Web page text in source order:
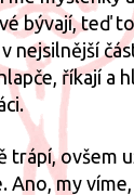
bývají, teď
nejsilnější
říkají a
trápí, ovšem
Ano, my